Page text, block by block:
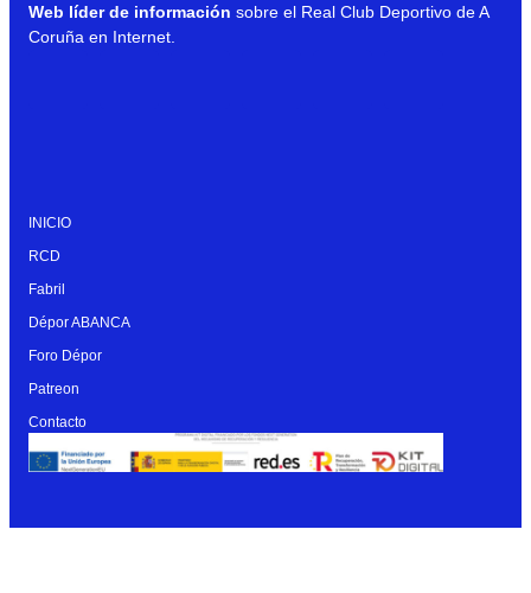
Web líder de información sobre el Real Club Deportivo de A
Coruña en Internet.
INICIO
RCD
Fabril
Dépor ABANCA
Foro Dépor
Patreon
Contacto